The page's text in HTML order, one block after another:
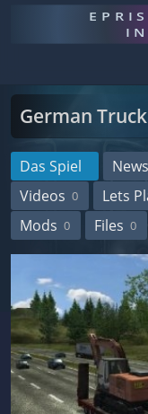
German
Das Spiel News
Videos 0 Lets
Mods 0 Files 0